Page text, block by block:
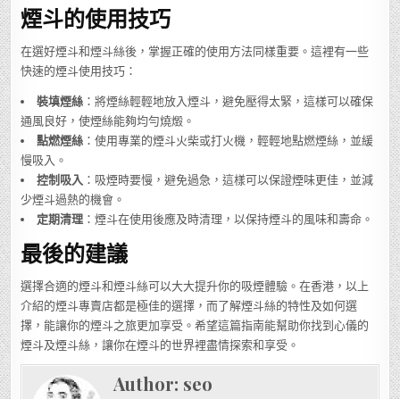
煙斗的使用技巧
在選好煙斗和煙斗絲後，掌握正確的使用方法同樣重要。這裡有一些
快速的煙斗使用技巧：
裝填煙絲 ：將煙絲輕輕地放入煙斗，避免壓得太緊，這樣可以確保
通風良好，使煙絲能夠均勻燒燬。
點燃煙絲 ：使用專業的煙斗火柴或打火機，輕輕地點燃煙絲，並緩
慢吸入。
控制吸入 ：吸煙時要慢，避免過急，這樣可以保證煙味更佳，並減
少煙斗過熱的機會。
定期清理 ：煙斗在使用後應及時清理，以保持煙斗的風味和壽命。
最後的建議
選擇合適的煙斗和煙斗絲可以大大提升你的吸煙體驗。在香港，以上
介紹的煙斗專賣店都是極佳的選擇，而了解煙斗絲的特性及如何選
擇，能讓你的煙斗之旅更加享受。希望這篇指南能幫助你找到心儀的
煙斗及煙斗絲，讓你在煙斗的世界裡盡情探索和享受。
Author: seo